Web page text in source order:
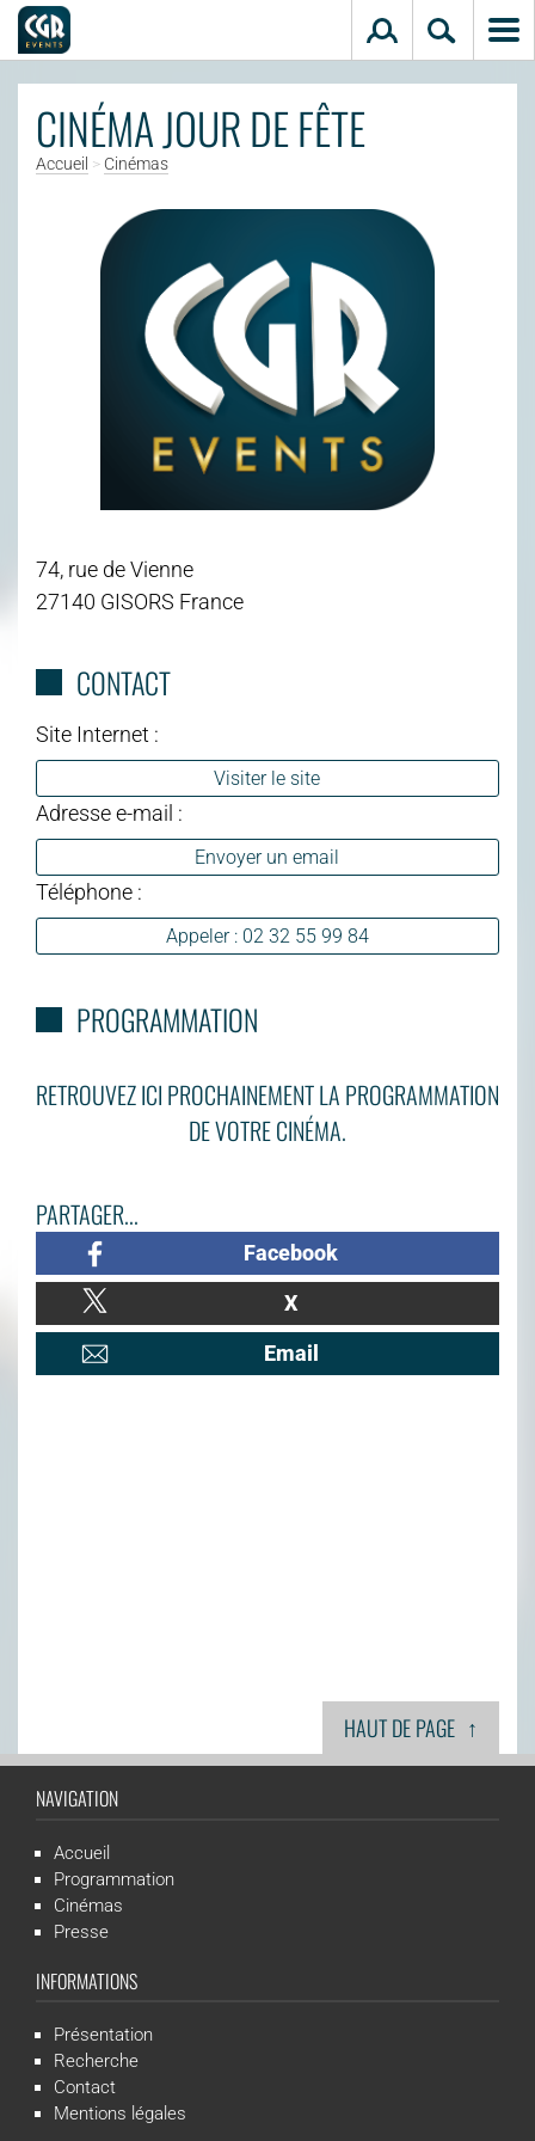
Aller au contenu principal
CINÉMA JOUR DE FÊTE
Accueil > Cinémas
74, rue de Vienne
27140 GISORS France
CONTACT
Site Internet :
Visiter le site
Adresse e-mail :
Envoyer un email
Téléphone :
Appeler : 02 32 55 99 84
PROGRAMMATION
RETROUVEZ ICI PROCHAINEMENT LA PROGRAMMATION
DE VOTRE CINÉMA.
PARTAGER...
Facebook
X
Email
HAUT DE PAGE ↑
NAVIGATION
Accueil
Programmation
Cinémas
Presse
INFORMATIONS
Présentation
Recherche
Contact
Mentions légales